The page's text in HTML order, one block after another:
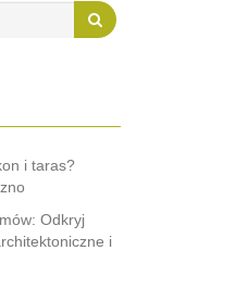
i taras?
Odkryj
i